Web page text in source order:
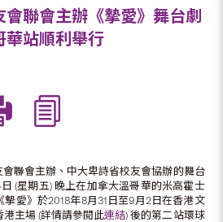
聯會主辦《摯愛》舞台劇
華站順利舉行
會聯會主辦、中大卑詩省校友會協辦的舞台
(星期五) 晚上在加拿大溫哥華的米高霍士
愛》於2018年8月31日至9月2日在香港文
主場 (詳情請參閱此連結) 後的第二站環球